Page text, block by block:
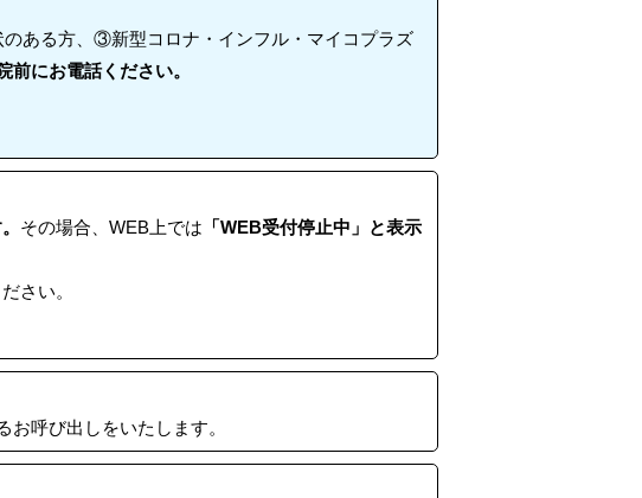
ある方、③新型コロナ・インフル・マイコプラズ
にお電話ください。
その場合、WEB上では 「WEB受付停止中」と表示
さい。
呼び出しをいたします。